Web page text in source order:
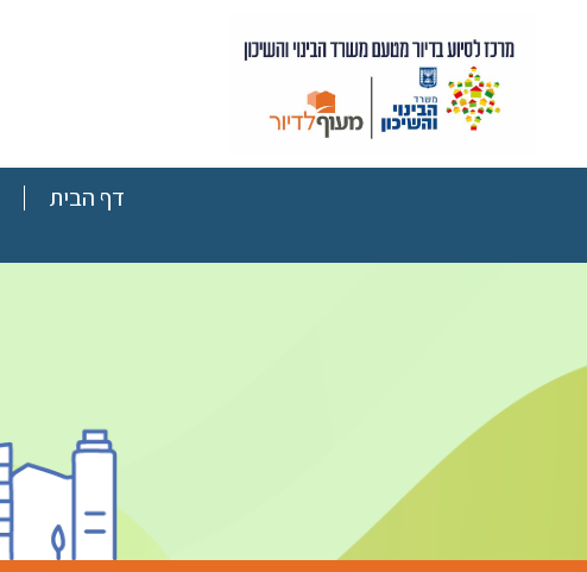
דף הבית